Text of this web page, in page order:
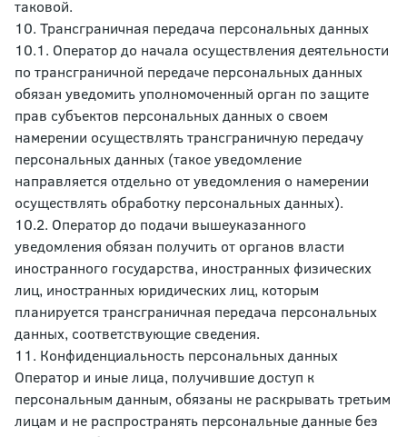
таковой.
10. Трансграничная передача персональных данных
10.1. Оператор до начала осуществления деятельности
по трансграничной передаче персональных данных
обязан уведомить уполномоченный орган по защите
прав субъектов персональных данных о своем
намерении осуществлять трансграничную передачу
персональных данных (такое уведомление
направляется отдельно от уведомления о намерении
осуществлять обработку персональных данных).
10.2. Оператор до подачи вышеуказанного
уведомления обязан получить от органов власти
иностранного государства, иностранных физических
лиц, иностранных юридических лиц, которым
планируется трансграничная передача персональных
данных, соответствующие сведения.
11. Конфиденциальность персональных данных
Оператор и иные лица, получившие доступ к
персональным данным, обязаны не раскрывать третьим
лицам и не распространять персональные данные без